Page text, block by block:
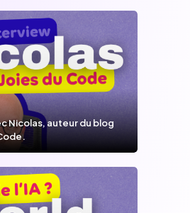
Nicolas, auteur du blog